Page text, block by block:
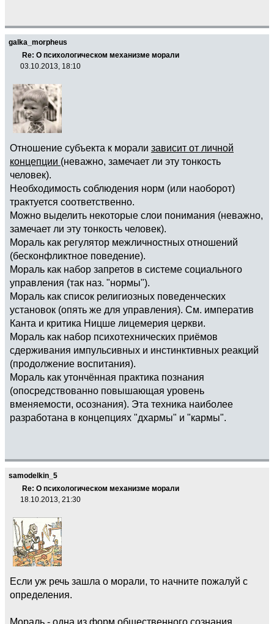
galka_morpheus
Re: О психологическом механизме морали
03.10.2013, 18:10
Отношение субъекта к морали зависит от личной
концепции (неважно, замечает ли эту тонкость
человек).
Необходимость соблюдения норм (или наоборот)
трактуется соответственно.
Можно выделить некоторые слои понимания (неважно,
замечает ли эту тонкость человек).
Мораль как регулятор межличностных отношений
(бесконфликтное поведение).
Мораль как набор запретов в системе социального
управления (так наз. "нормы").
Мораль как список религиозных поведенческих
установок (опять же для управления). См. императив
Канта и критика Ницше лицемерия церкви.
Мораль как набор психотехнических приёмов
сдерживания импульсивных и инстинктивных реакций
(продолжение воспитания).
Мораль как утончённая практика познания
(опосредствованно повышающая уровень
вменяемости, осознания). Эта техника наиболее
разработана в концепциях "дхармы" и "кармы".
samodelkin_5
Re: О психологическом механизме морали
18.10.2013, 21:30
Если уж речь зашла о морали, то начните пожалуй с
определения.
Мораль - одна из форм общественного сознания,